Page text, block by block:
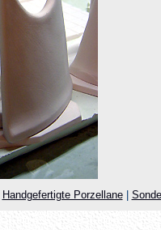
Handgefertigte Porzellane